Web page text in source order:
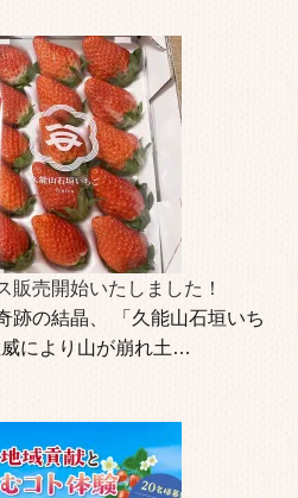
販売開始いたしました！
跡の結晶、 「久能山石垣いち
により山が崩れ土…